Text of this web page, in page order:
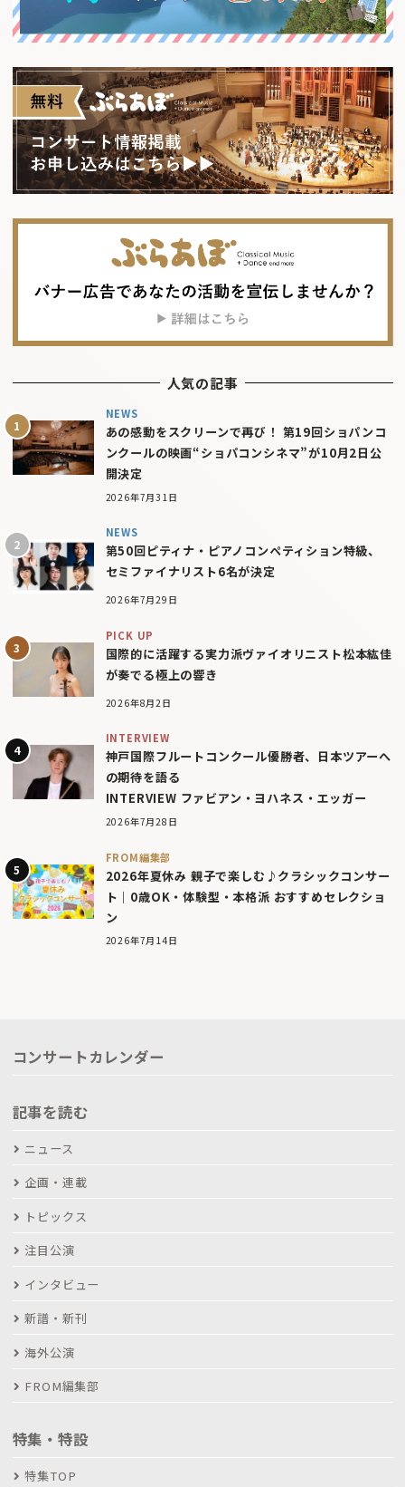
人気の記事
NEWS
あの感動をスクリーンで再び！ 第19回ショパンコ
ンクールの映画“ショパコンシネマ”が10月2日公
開決定
2026年7月31日
NEWS
第50回ピティナ・ピアノコンペティション特級、
セミファイナリスト6名が決定
2026年7月29日
PICK UP
国際的に活躍する実力派ヴァイオリニスト松本紘佳
が奏でる極上の響き
2026年8月2日
INTERVIEW
神戸国際フルートコンクール優勝者、日本ツアーへ
の期待を語る
INTERVIEW ファビアン・ヨハネス・エッガー
2026年7月28日
FROM編集部
2026年夏休み 親子で楽しむ♪クラシックコンサー
ト｜0歳OK・体験型・本格派 おすすめセレクショ
ン
2026年7月14日
コンサートカレンダー
記事を読む
ニュース
企画・連載
トピックス
注目公演
インタビュー
新譜・新刊
海外公演
FROM編集部
特集・特設
特集TOP